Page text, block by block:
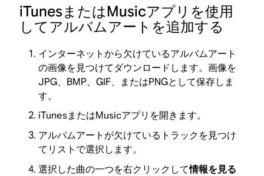
iTunesまたはMusicアプリを使用
してアルバムアートを追加する
インターネットから欠けているアルバムアート
の画像を見つけてダウンロードします。画像を
JPG、BMP、GIF、またはPNGとして保存しま
す。
iTunesまたはMusicアプリを開きます。
アルバムアートが欠けているトラックを見つけ
てリストで選択します。
選択した曲の一つを右クリックして情報を見る